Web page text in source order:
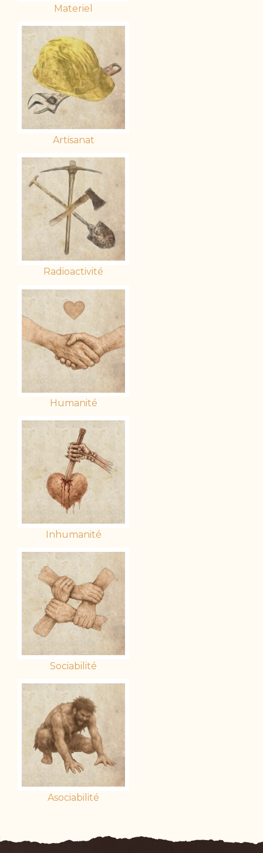
Materiel
Artisanat
Radioactivité
Humanité
Inhumanité
Sociabilité
Asociabilité